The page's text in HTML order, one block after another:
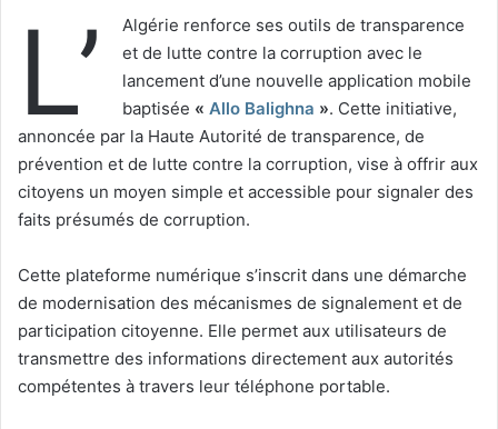
L’
Algérie renforce ses outils de transparence
et de lutte contre la corruption avec le
lancement d’une nouvelle application mobile
baptisée « Allo Balighna ». Cette initiative,
annoncée par la Haute Autorité de transparence, de
prévention et de lutte contre la corruption, vise à offrir aux
citoyens un moyen simple et accessible pour signaler des
faits présumés de corruption.
Cette plateforme numérique s’inscrit dans une démarche
de modernisation des mécanismes de signalement et de
participation citoyenne. Elle permet aux utilisateurs de
transmettre des informations directement aux autorités
compétentes à travers leur téléphone portable.